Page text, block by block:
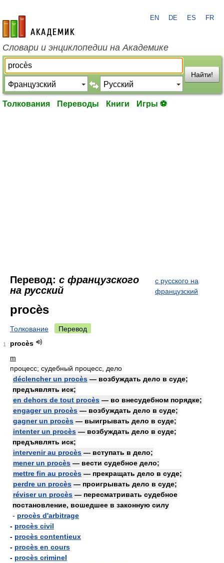
academic.ru
EN DE ES FR
Словари и энциклопедии на Академике
Найти!
Толкования Переводы Книги Игры ⚽
Перевод: с французского
на русский
с русского на
французский
procès
Толкование Перевод
1
procès
m
процесс; судебный процесс, дело
déclencher un procès — возбуждать дело в суде;
предъявлять иск;
en dehors de tout procès — во внесудебном порядке;
engager un procès — возбуждать дело в суде;
gagner un procès — выигрывать дело в суде;
intenter un procès — возбуждать дело в суде;
предъявлять иск;
intervenir au procès — вступать в дело;
mener un procès — вести судебное дело;
mettre fin au procès — прекращать дело в суде;
perdre un procès — проигрывать дело в суде;
réviser un procès — пересматривать судебное
постановление, вошедшее в законную силу
- procès d'arbitrage
- procès civil
- procès contentieux
- procès en cours
- procès criminel